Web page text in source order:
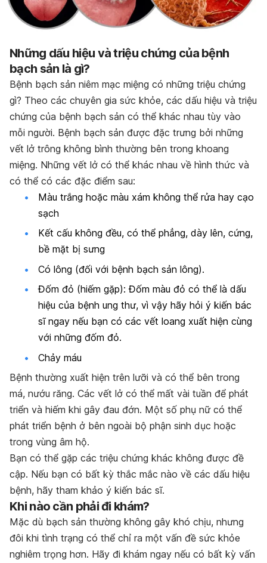
Những dấu hiệu và triệu chứng của bệnh
bạch sản là gì?
Bệnh bạch sản niêm mạc miệng có những triệu chứng
gì? Theo các chuyên gia sức khỏe, các dấu hiệu và triệu
chứng của bệnh bạch sản có thể khác nhau tùy vào
mỗi người. Bệnh bạch sản được đặc trưng bởi những
vết lở trông không bình thường bên trong khoang
miệng. Những vết lở có thể khác nhau về hình thức và
có thể có các đặc điểm sau:
Màu trắng hoặc màu xám không thể rửa hay cạo
sạch
Kết cấu không đều, có thể phẳng, dày lên, cứng,
bề mặt bị sưng
Có lông (đối với bệnh bạch sản lông).
Đốm đỏ (hiếm gặp): Đốm màu đỏ có thể là dấu
hiệu của bệnh ung thư, vì vậy hãy hỏi ý kiến bác
sĩ ngay nếu bạn có các vết loang xuất hiện cùng
với những đốm đỏ.
Chảy máu
Bệnh thường xuất hiện trên lưỡi và có thể bên trong
má, nướu răng. Các vết lở có thể mất vài tuần để phát
triển và hiếm khi gây đau đớn. Một số phụ nữ có thể
phát triển bệnh ở bên ngoài bộ phận sinh dục hoặc
trong vùng âm hộ.
Bạn có thể gặp các triệu chứng khác không được đề
cập. Nếu bạn có bất kỳ thắc mắc nào về các dấu hiệu
bệnh, hãy tham khảo ý kiến bác sĩ.
Khi nào cần phải đi khám?
Mặc dù bạch sản thường không gây khó chịu, nhưng
đôi khi tình trạng có thể chỉ ra một vấn đề sức khỏe
nghiêm trọng hơn. Hãy đi khám ngay nếu có bất kỳ vấn